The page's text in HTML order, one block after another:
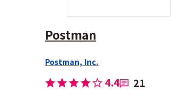
Postman
Postman, Inc.
4.4 21